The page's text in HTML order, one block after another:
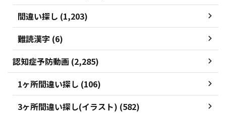
間違い探し (1,203)
難読漢字 (6)
認知症予防動画 (2,285)
1ヶ所間違い探し (106)
3ヶ所間違い探し(イラスト) (582)